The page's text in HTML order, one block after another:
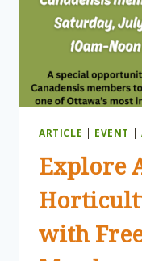
ARTICLE | EVENT |
Explore
with